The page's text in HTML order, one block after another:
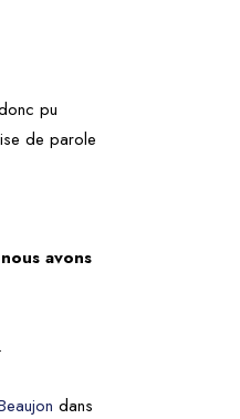
pu
de parole
nous avons
dans